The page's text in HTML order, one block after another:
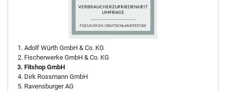
Adolf Würth GmbH & Co. KG
Fischerwerke GmbH & Co. KG
Fitshop GmbH
Dirk Rossmann GmbH
Ravensburger AG